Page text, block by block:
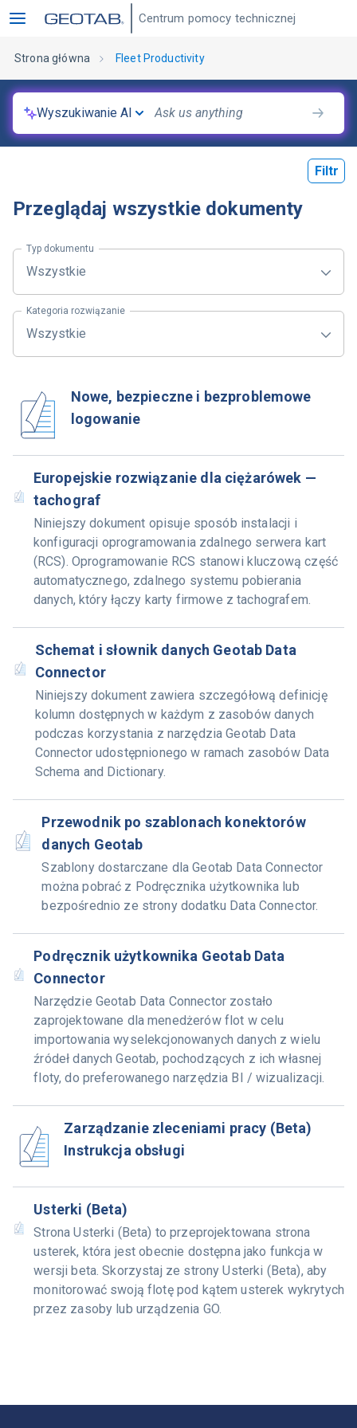
Centrum pomocy technicznej
Strona główna Fleet Productivity
Wyszukiwanie AI
Filtr
Przeglądaj wszystkie dokumenty
Typ dokumentu
Wszystkie
Kategoria rozwiązanie
Wszystkie
Nowe, bezpieczne i bezproblemowe
logowanie
Europejskie rozwiązanie dla ciężarówek —
tachograf
Niniejszy dokument opisuje sposób instalacji i
konfiguracji oprogramowania zdalnego serwera kart
(RCS). Oprogramowanie RCS stanowi kluczową część
automatycznego, zdalnego systemu pobierania
danych, który łączy karty firmowe z tachografem.
Schemat i słownik danych Geotab Data
Connector
Niniejszy dokument zawiera szczegółową definicję
kolumn dostępnych w każdym z zasobów danych
podczas korzystania z narzędzia Geotab Data
Connector udostępnionego w ramach zasobów Data
Schema and Dictionary.
Przewodnik po szablonach konektorów
danych Geotab
Szablony dostarczane dla Geotab Data Connector
można pobrać z Podręcznika użytkownika lub
bezpośrednio ze strony dodatku Data Connector.
Podręcznik użytkownika Geotab Data
Connector
Narzędzie Geotab Data Connector zostało
zaprojektowane dla menedżerów flot w celu
importowania wyselekcjonowanych danych z wielu
źródeł danych Geotab, pochodzących z ich własnej
floty, do preferowanego narzędzia BI / wizualizacji.
Zarządzanie zleceniami pracy (Beta)
Instrukcja obsługi
Usterki (Beta)
Strona Usterki (Beta) to przeprojektowana strona
usterek, która jest obecnie dostępna jako funkcja w
wersji beta. Skorzystaj ze strony Usterki (Beta), aby
monitorować swoją flotę pod kątem usterek wykrytych
przez zasoby lub urządzenia GO.